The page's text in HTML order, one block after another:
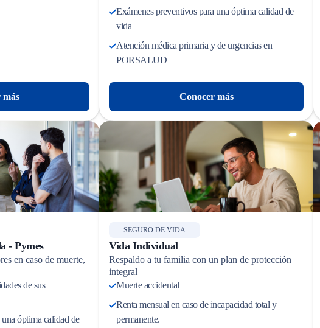
más
Exámenes preventivos para una óptima calidad de
vida
Atención médica primaria y de urgencias en
PORSALUD
Conocer más
- Pymes
en caso de muerte,
de sus
óptima calidad de
SEGURO DE VIDA
Vida Individual
Respaldo a tu familia con un plan de protección
integral
Muerte accidental
Renta mensual en caso de incapacidad total y
permanente.